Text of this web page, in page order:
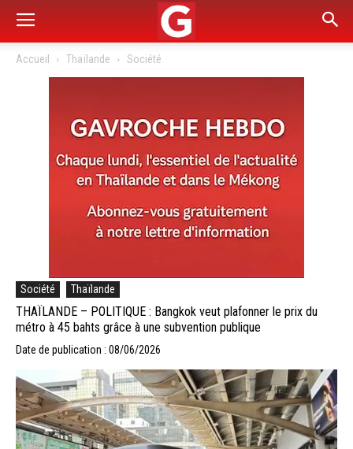
Accueil Thaïlande Société
Société Thaïlande
THAÏLANDE – POLITIQUE : Bangkok veut plafonner le prix du
métro à 45 bahts grâce à une subvention publique
Date de publication : 08/06/2026